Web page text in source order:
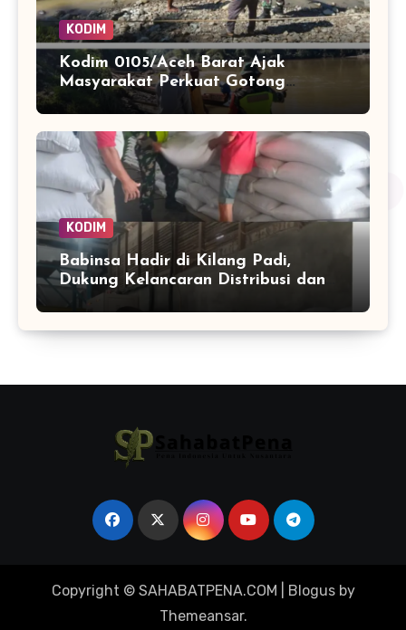
KODIM
Kodim 0105/Aceh Barat Ajak
Masyarakat Perkuat Gotong
Royong Hadapi Potensi Bencana
KODIM
Babinsa Hadir di Kilang Padi,
Dukung Kelancaran Distribusi dan
Ketahanan Pangan Warga
Copyright © SAHABATPENA.COM Blogusby
Themeansar.